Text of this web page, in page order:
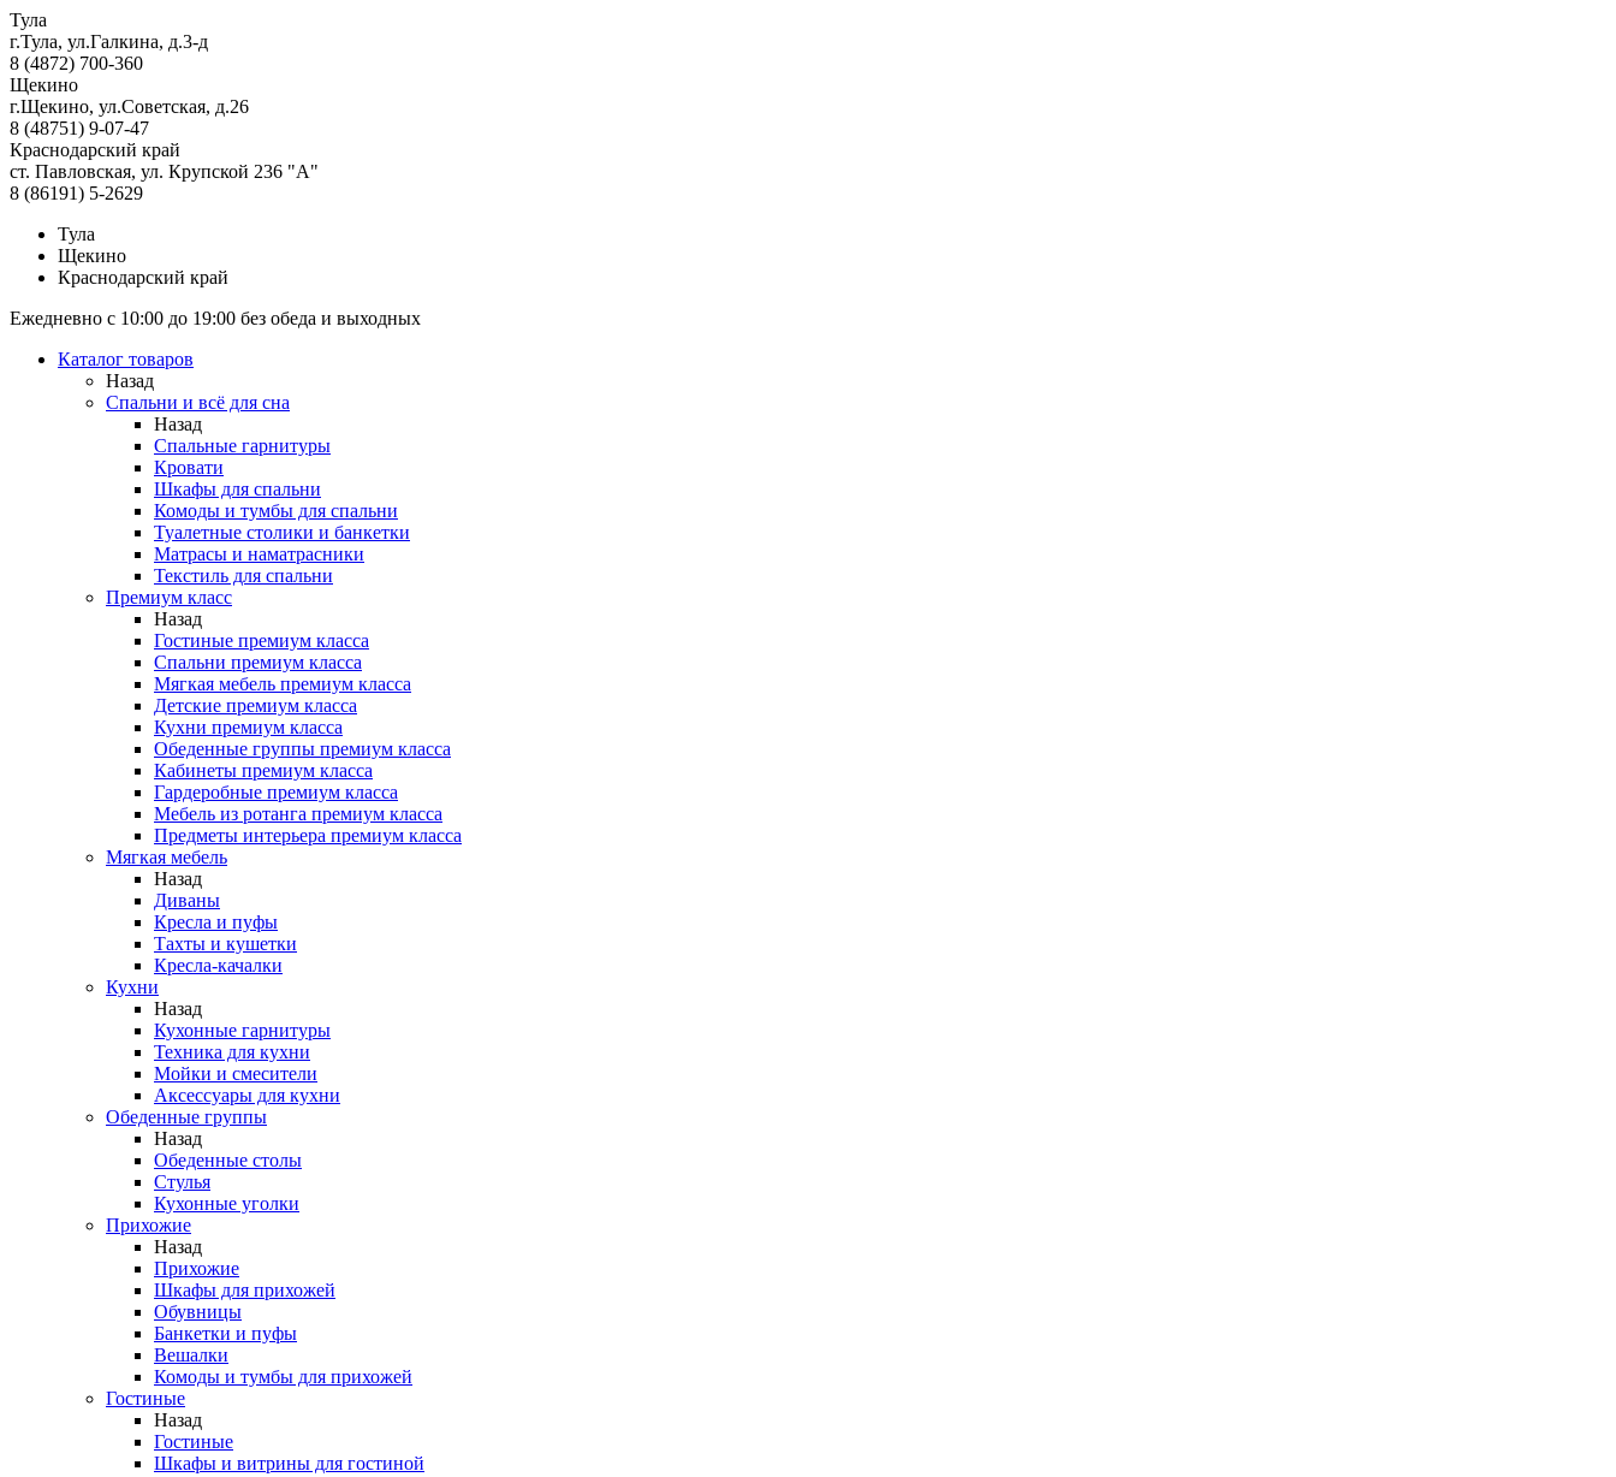
Тула
г.Тула, ул.Галкина, д.3-д
8 (4872) 700-360
Щекино
г.Щекино, ул.Советская, д.26
8 (48751) 9-07-47
Краснодарский край
ст. Павловская, ул. Крупской 236 "А"
8 (86191) 5-2629
Тула
Щекино
Краснодарский край
Ежедневно с 10:00 до 19:00 без обеда и выходных
Каталог товаров
Назад
Спальни и всё для сна
Назад
Спальные гарнитуры
Кровати
Шкафы для спальни
Комоды и тумбы для спальни
Туалетные столики и банкетки
Матрасы и наматрасники
Текстиль для спальни
Премиум класс
Назад
Гостиные премиум класса
Спальни премиум класса
Мягкая мебель премиум класса
Детские премиум класса
Кухни премиум класса
Обеденные группы премиум класса
Кабинеты премиум класса
Гардеробные премиум класса
Мебель из ротанга премиум класса
Предметы интерьера премиум класса
Мягкая мебель
Назад
Диваны
Кресла и пуфы
Тахты и кушетки
Кресла-качалки
Кухни
Назад
Кухонные гарнитуры
Техника для кухни
Мойки и смесители
Аксессуары для кухни
Обеденные группы
Назад
Обеденные столы
Стулья
Кухонные уголки
Прихожие
Назад
Прихожие
Шкафы для прихожей
Обувницы
Банкетки и пуфы
Вешалки
Комоды и тумбы для прихожей
Гостиные
Назад
Гостиные
Шкафы и витрины для гостиной